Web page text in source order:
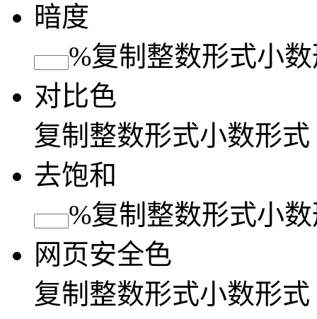
暗度
%复制 整数形式小
对比色
复制 整数形式小数形式
去饱和
%复制 整数形式小
网页安全色
复制 整数形式小数形式